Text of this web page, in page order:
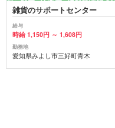
雑貨のサポートセンター
給与
時給 1,150円 ～ 1,608円
勤務地
愛知県みよし市三好町青木